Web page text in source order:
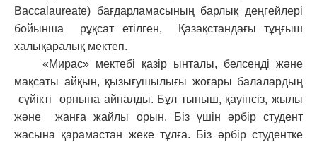
Baccalaureate) бағдарламасының барлық деңгейлері
бойынша рұқсат етілген, Қазақстандағы тұңғыш
халықаралық мектеп.
«Мирас» мектебі қазір ынталы, белсенді және
мақсаты айқын, қызығушылығы жоғары балалардың
сүйікті орнына айналды. Бұл тыныш, қауіпсіз, жылы
және жанға жайлы орын. Біз үшін әрбір студент
жасына қарамастан жеке тұлға. Біз әрбір студентке